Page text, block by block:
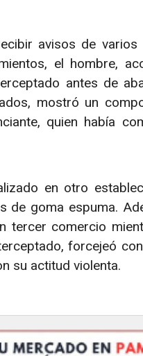
avisos de
el hombre,
antes de
mostró un
quien había
en otro
goma espuma.
tercer comercio
forcejeó
su actitud violenta.